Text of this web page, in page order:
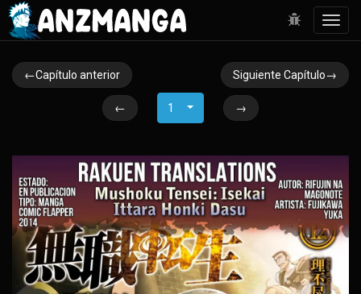
←Capítulo anterior Siguiente Capítulo→
← 1 →